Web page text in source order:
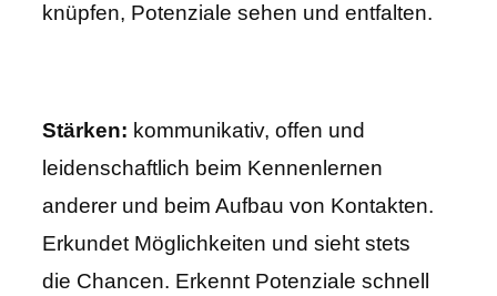
knüpfen, Potenziale sehen und entfalten.
Stärken: kommunikativ, offen und
leidenschaftlich beim Kennenlernen
anderer und beim Aufbau von Kontakten.
Erkundet Möglichkeiten und sieht stets
die Chancen. Erkennt Potenziale schnell